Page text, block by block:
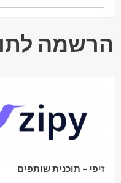
הרשמה
זיפי – תוכנית שותפים